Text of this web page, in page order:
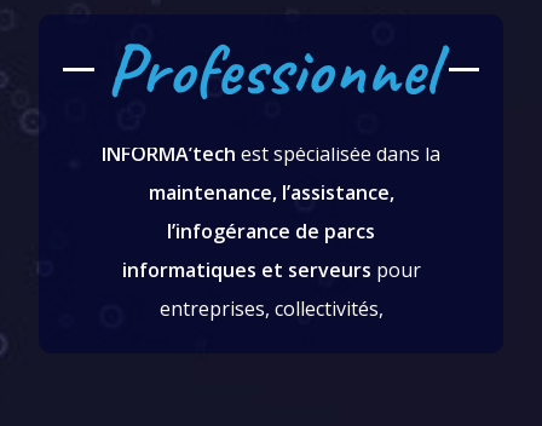
Professionnel
INFORMA’tech est spécialisée dans la
maintenance, l’assistance,
l’infogérance de parcs
informatiques et serveurs pour
entreprises, collectivités,
INFORMA'tech
Professionnels
En savoir plus